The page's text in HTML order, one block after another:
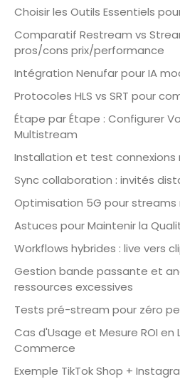
Choisir les Outils Essentiels
Comparatif Restream vs
pros/cons prix/performance
Intégration Nenufar pour IA
Protocoles HLS vs SRT pour
Étape par Étape : Configurer
Multistream
Installation et test
Sync collaboration : invités
Optimisation 5G pour
Astuces pour Maintenir la
Workflows hybrides : live vers
Gestion bande passante et
ressources excessives
Tests pré-stream pour zéro
Cas d'Usage et Mesure ROI en
Commerce
Exemple TikTok Shop +